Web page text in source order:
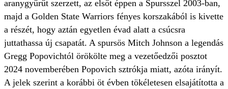
aranygyűrűt szerzett, az elsőt éppen a Spursszel 2003-ban,
majd a Golden State Warriors fényes korszakából is kivette
a részét, hogy aztán egyetlen évad alatt a csúcsra
juttathassa új csapatát. A spursös Mitch Johnson a legendás
Gregg Popovichtól örökölte meg a vezetőedzői posztot
2024 novemberében Popovich sztrókja miatt, azóta irányít.
A jelek szerint a korábbi öt évben tökéletesen elsajátította a